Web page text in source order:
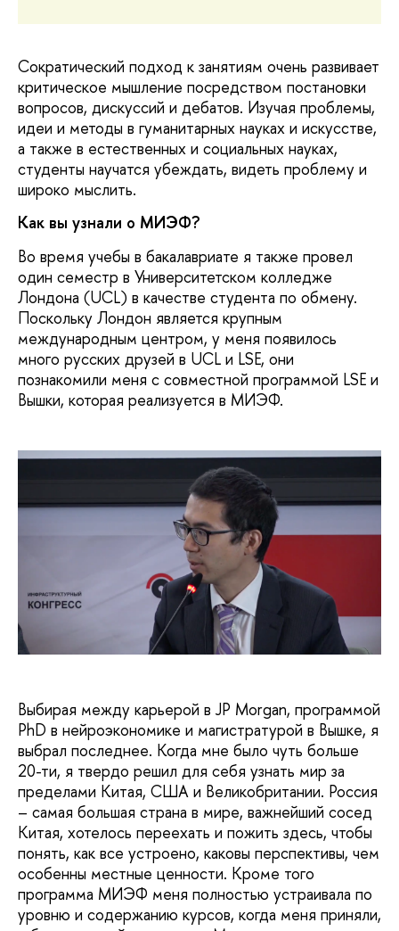
Сократический подход к занятиям очень развивает
критическое мышление посредством постановки
вопросов, дискуссий и дебатов. Изучая проблемы,
идеи и методы в гуманитарных науках и искусстве,
а также в естественных и социальных науках,
студенты научатся убеждать, видеть проблему и
широко мыслить.
Как вы узнали о МИЭФ?
Во время учебы в бакалавриате я также провел
один семестр в Университетском колледже
Лондона (UCL) в качестве студента по обмену.
Поскольку Лондон является крупным
международным центром, у меня появилось
много русских друзей в UCL и LSE, они
познакомили меня с совместной программой LSE и
Вышки, которая реализуется в МИЭФ.
Выбирая между карьерой в JP Morgan, программой
PhD в нейроэкономике и магистратурой в Вышке, я
выбрал последнее. Когда мне было чуть больше
20-ти, я твердо решил для себя узнать мир за
пределами Китая, США и Великобритании. Россия
– самая большая страна в мире, важнейший сосед
Китая, хотелось переехать и пожить здесь, чтобы
понять, как все устроено, каковы перспективы, чем
особенны местные ценности. Кроме того
программа МИЭФ меня полностью устраивала по
уровню и содержанию курсов, когда меня приняли,